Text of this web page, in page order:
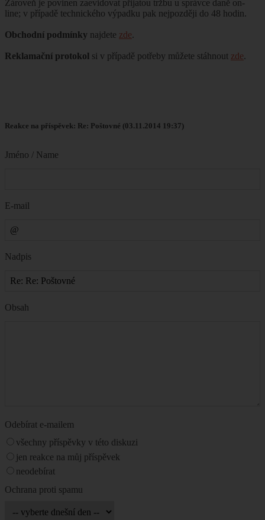
Zároveň je povinen zaevidovat přijatou tržbu u správce daně on-
line; v případě technického výpadku pak nejpozději do 48 hodin.
Obchodní podmínky najdete zde.
Reklamační protokol si v případě potřeby můžete stáhnout zde.
Reakce na příspěvek: Re: Poštovné (03.11.2014 19:37)
Jméno / Name
E-mail
Nadpis
Obsah
Odebírat e-mailem
všechny příspěvky v této diskuzi
jen reakce na můj příspěvek
neodebírat
Ochrana proti spamu